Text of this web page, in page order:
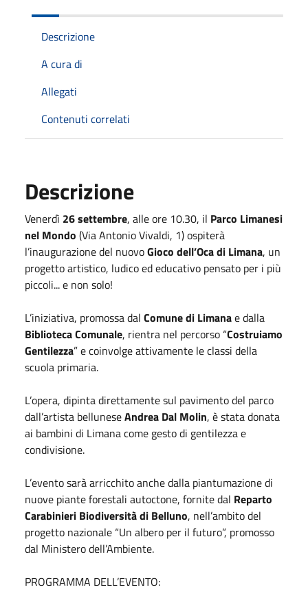
Descrizione
A cura di
Allegati
Contenuti correlati
Descrizione
Venerdì 26 settembre, alle ore 10.30, il Parco Limanesi
nel Mondo (Via Antonio Vivaldi, 1) ospiterà
l’inaugurazione del nuovoGioco dell’Oca di Limana, un
progetto artistico, ludico ed educativo pensato per i più
piccoli... e non solo!
L’iniziativa, promossa dal Comune di Limanae dalla
Biblioteca Comunale, rientra nel percorso “Costruiamo
Gentilezza” e coinvolge attivamente le classi della
scuola primaria.
L’opera, dipinta direttamente sul pavimento del parco
dall’artista belluneseAndrea Dal Molin, è stata donata
ai bambini di Limana come gesto di gentilezza e
condivisione.
L’evento sarà arricchito anche dalla piantumazione di
nuove piante forestali autoctone, fornite dal Reparto
Carabinieri Biodiversità di Belluno, nell’ambito del
progetto nazionale “Un albero per il futuro”, promosso
dal Ministero dell’Ambiente.
PROGRAMMA DELL’EVENTO: